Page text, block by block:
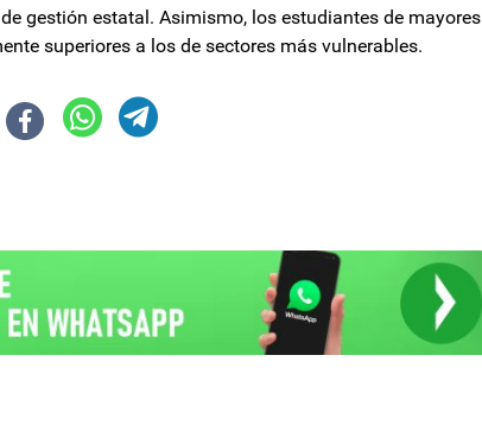
gestión estatal. Asimismo, los estudiantes de mayores
superiores a los de sectores más vulnerables.